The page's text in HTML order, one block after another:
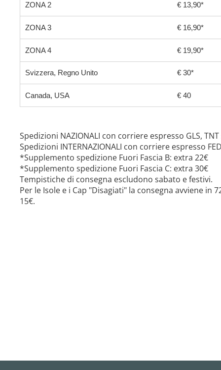
ZONA 2 € 13,90*
ZONA 3 € 16,90*
ZONA 4 € 19,90*
Svizzera, Regno Unito € 30*
Canada, USA € 40
Spedizioni NAZIONALI con corriere espresso GLS, TNT
Spedizioni INTERNAZIONALI con corriere espresso
*Supplemento spedizione Fuori Fascia B: extra 22€
*Supplemento spedizione Fuori Fascia C: extra 30€
Tempistiche di consegna escludono sabato e festivi.
Per le Isole e i Cap "Disagiati" la consegna avviene
15€.